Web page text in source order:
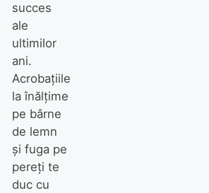
succes
ale
ultimilor
ani.
Acrobațiile
la înălțime
pe bârne
de lemn
și fuga pe
pereți te
duc cu